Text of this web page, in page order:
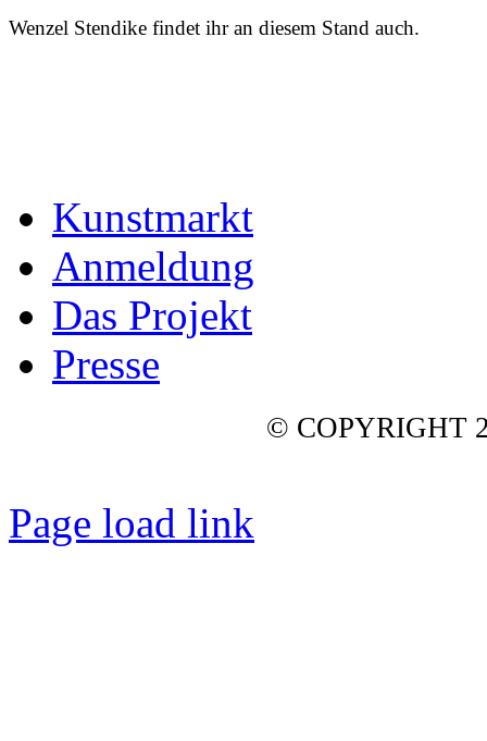
Wenzel Stendike findet ihr an diesem Stand auch.
Kunstmarkt
Anmeldung
Das Projekt
Presse
© COPYRIGHT
Page load link